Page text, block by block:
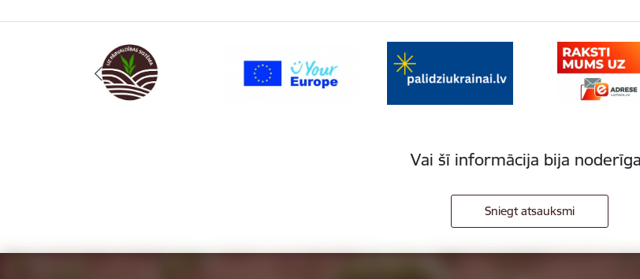
Vai šī informācija bija
Sniegt atsauksmi